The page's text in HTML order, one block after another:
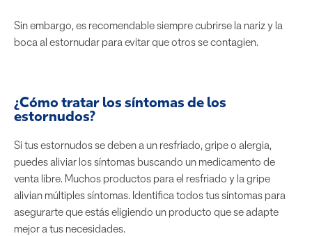
Sin embargo, es recomendable siempre cubrirse la nariz y la
boca al estornudar para evitar que otros se contagien.
¿Cómo tratar los síntomas de los
estornudos?
Si tus estornudos se deben a un resfriado, gripe o alergia,
puedes aliviar los síntomas buscando un medicamento de
venta libre. Muchos productos para el resfriado y la gripe
alivian múltiples síntomas. Identifica todos tus síntomas para
asegurarte que estás eligiendo un producto que se adapte
mejor a tus necesidades.